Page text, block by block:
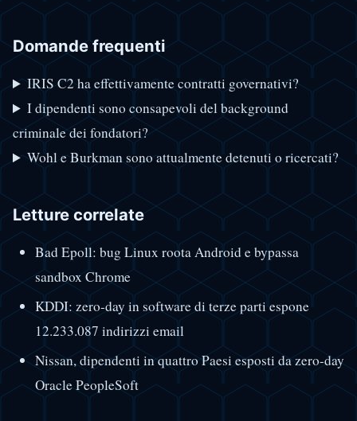
Domande frequenti
IRIS C2 ha effettivamente contratti governativi?
I dipendenti sono consapevoli del background
criminale dei fondatori?
Wohl e Burkman sono attualmente detenuti o ricercati?
Letture correlate
Bad Epoll: bug Linux roota Android e bypassa
sandbox Chrome
KDDI: zero-day in software di terze parti espone
12.233.087 indirizzi email
Nissan, dipendenti in quattro Paesi esposti da zero-day
Oracle PeopleSoft